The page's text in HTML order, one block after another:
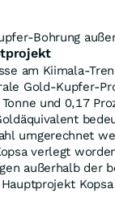
Bohrung
am Kiimala-
Gold-Kupfer-
und 0,17
umgerechnet
verlegt
außerhalb der